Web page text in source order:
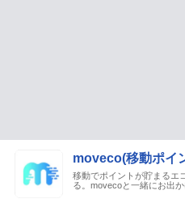
moveco(移動ポイ
移動でポイントが貯まるエ
る。movecoと一緒にお出か